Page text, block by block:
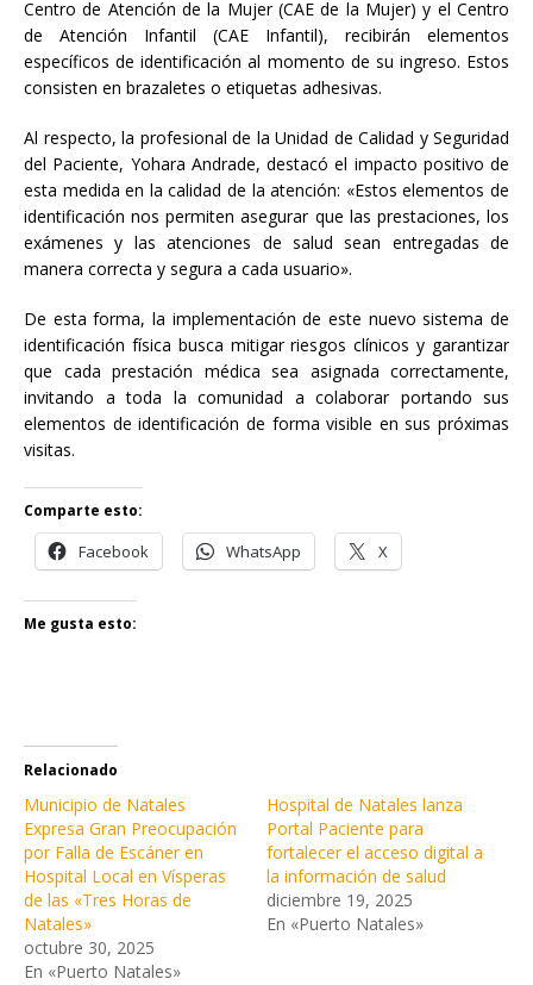
Centro de Atención de la Mujer (CAE de la Mujer) y el Centro
de Atención Infantil (CAE Infantil), recibirán elementos
específicos de identificación al momento de su ingreso. Estos
consisten en brazaletes o etiquetas adhesivas.
Al respecto, la profesional de la Unidad de Calidad y Seguridad
del Paciente, Yohara Andrade, destacó el impacto positivo de
esta medida en la calidad de la atención: «Estos elementos de
identificación nos permiten asegurar que las prestaciones, los
exámenes y las atenciones de salud sean entregadas de
manera correcta y segura a cada usuario».
De esta forma, la implementación de este nuevo sistema de
identificación física busca mitigar riesgos clínicos y garantizar
que cada prestación médica sea asignada correctamente,
invitando a toda la comunidad a colaborar portando sus
elementos de identificación de forma visible en sus próximas
visitas.
Comparte esto:
Facebook WhatsApp X
Me gusta esto:
Relacionado
Municipio de Natales
Expresa Gran Preocupación
por Falla de Escáner en
Hospital Local en Vísperas
de las «Tres Horas de
Natales»
octubre 30, 2025
En «Puerto Natales»
Hospital de Natales lanza
Portal Paciente para
fortalecer el acceso digital a
la información de salud
diciembre 19, 2025
En «Puerto Natales»